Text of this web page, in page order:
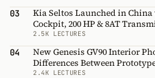
03
Kia Seltos Launched in
Cockpit, 200 HP & 8AT
2.5K LECTURES
04
New Genesis GV90 Interior
Differences Between
2.4K LECTURES